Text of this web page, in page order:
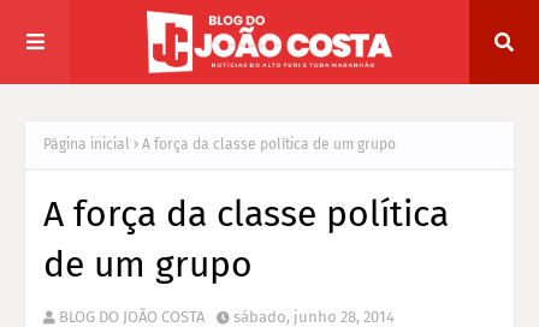
Página inicial A força da classe política de um grupo
A força da classe política
de um grupo
BLOG DO JOÃO COSTA sábado, junho 28, 2014